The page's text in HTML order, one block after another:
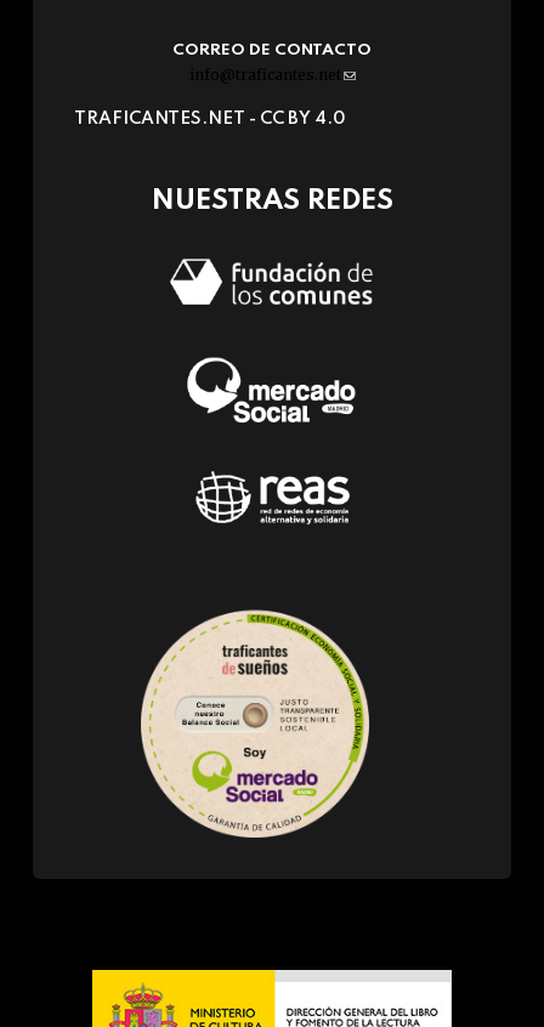
CORREO DE CONTACTO
info@traficantes.net (link
e-
TRAFICANTES.NET - CC BY 4.0
NUESTRAS REDES